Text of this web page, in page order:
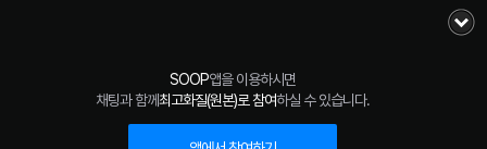
SOOP앱을 이용하시면
채팅과 함께최고화질(원본)로 참여하실 수 있습니다.